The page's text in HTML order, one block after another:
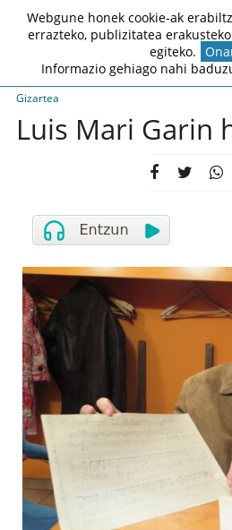
Gizartea
Luis Mari Garin
Webgune honek cookie-ak
errazteko, publizitatea
egiteko.
Informazio gehiago nahi